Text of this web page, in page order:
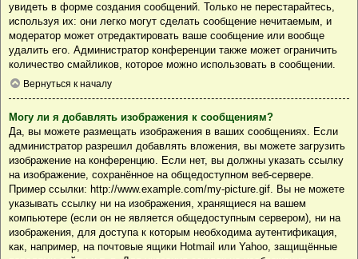
увидеть в форме создания сообщений. Только не перестарайтесь,
используя их: они легко могут сделать сообщение нечитаемым, и
модератор может отредактировать ваше сообщение или вообще
удалить его. Администратор конференции также может ограничить
количество смайликов, которое можно использовать в сообщении.
Вернуться к началу
Могу ли я добавлять изображения к сообщениям?
Да, вы можете размещать изображения в ваших сообщениях. Если
администратор разрешил добавлять вложения, вы можете загрузить
изображение на конференцию. Если нет, вы должны указать ссылку
на изображение, сохранённое на общедоступном веб-сервере.
Пример ссылки: http://www.example.com/my-picture.gif. Вы не можете
указывать ссылку ни на изображения, хранящиеся на вашем
компьютере (если он не является общедоступным сервером), ни на
изображения, для доступа к которым необходима аутентификация,
как, например, на почтовые ящики Hotmail или Yahoo, защищённые